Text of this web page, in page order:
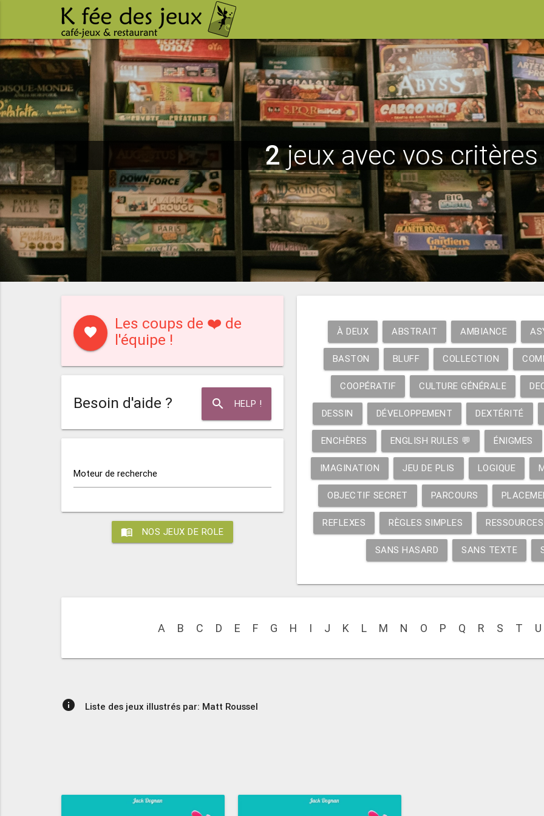
2jeux avec vos critères
favorite
Les coups de ❤️ de
l'équipe !
search HELP !
Besoin d'aide ?
Moteur de recherche
menu_book NOS JEUX DE ROLE
À DEUX ABSTRAIT AMBIANCE
BASTON BLUFF COLLECTION
COOPÉRATIF CULTURE GÉNÉRALE
DESSIN DÉVELOPPEMENT DEXTÉRITÉ
ENCHÈRES ENGLISH RULES 💬 ÉNIGMES
IMAGINATION JEU DE PLIS LOGIQUE
OBJECTIF SECRET PARCOURS
REFLEXES RÈGLES SIMPLES RESSOURCES
SANS HASARD SANS TEXTE
A B C D E F G H I J K L M N O P Q R S T U
info Liste des jeux illustrés par: Matt Roussel